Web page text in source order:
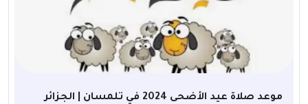
موعد صلاة عيد الأضحى 2024 في تلمسان | الجزائر